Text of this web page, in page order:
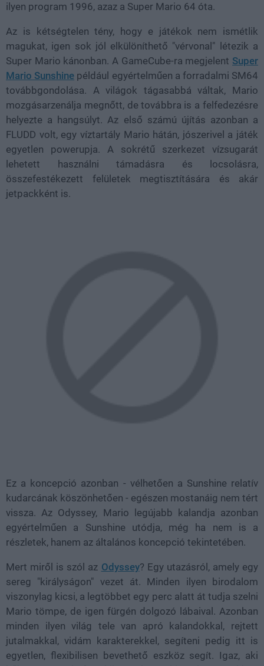
ilyen program 1996, azaz a Super Mario 64 óta.
Az is kétségtelen tény, hogy e játékok nem ismétlik
magukat, igen sok jól elkülöníthető "vérvonal" létezik a
Super Mario kánonban. A GameCube-ra megjelent Super
Mario Sunshine például egyértelműen a forradalmi SM64
továbbgondolása. A világok tágasabbá váltak, Mario
mozgásarzenálja megnőtt, de továbbra is a felfedezésre
helyezte a hangsúlyt. Az első számú újítás azonban a
FLUDD volt, egy víztartály Mario hátán, jószerivel a játék
egyetlen powerupja. A sokrétű szerkezet vízsugarát
lehetett használni támadásra és locsolásra,
összefestékezett felületek megtisztítására és akár
jetpackként is.
Ez a koncepció azonban - vélhetően a Sunshine relatív
kudarcának köszönhetően - egészen mostanáig nem tért
vissza. Az Odyssey, Mario legújabb kalandja azonban
egyértelműen a Sunshine utódja, még ha nem is a
részletek, hanem az általános koncepció tekintetében.
Mert miről is szól az Odyssey? Egy utazásról, amely egy
sereg "királyságon" vezet át. Minden ilyen birodalom
viszonylag kicsi, a legtöbbet egy perc alatt át tudja szelni
Mario tömpe, de igen fürgén dolgozó lábaival. Azonban
minden ilyen világ tele van apró kalandokkal, rejtett
jutalmakkal, vidám karakterekkel, segíteni pedig itt is
egyetlen, flexibilisen bevethető eszköz segít. Igaz, aki